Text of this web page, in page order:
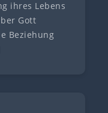
ihres Lebens
Gott
Beziehung